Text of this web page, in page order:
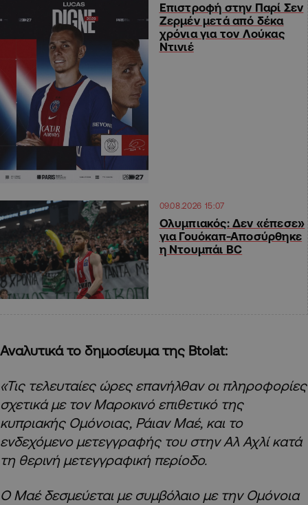
Επιστροφή στην Παρί Σεν
Ζερμέν μετά από δέκα
χρόνια για τον Λούκας
Ντινιέ
09.08.2026 15:07
Ολυμπιακός: Δεν «έπεσε»
για Γουόκαπ-Αποσύρθηκε
η Ντουμπάι BC
Αναλυτικά το δημοσίευμα της Btolat:
«Τις τελευταίες ώρες επανήλθαν οι πληροφορίες
σχετικά με τον Μαροκινό επιθετικό της
κυπριακής Ομόνοιας, Ράιαν Μαέ, και το
ενδεχόμενο μετεγγραφής του στην Αλ Αχλί κατά
τη θερινή μετεγγραφική περίοδο.
Ο Μαέ δεσμεύεται με συμβόλαιο με την Ομόνοια